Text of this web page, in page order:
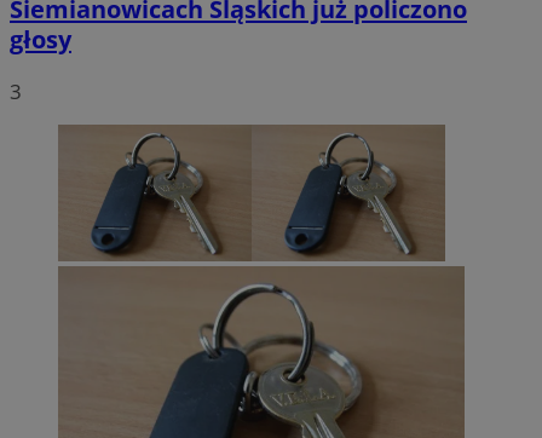
Siemianowicach Śląskich już policzono
głosy
3